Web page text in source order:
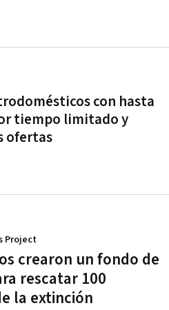
con hasta
tiempo limitado y
ofertas
crearon un fondo de
rescatar 100
la extinción
Project